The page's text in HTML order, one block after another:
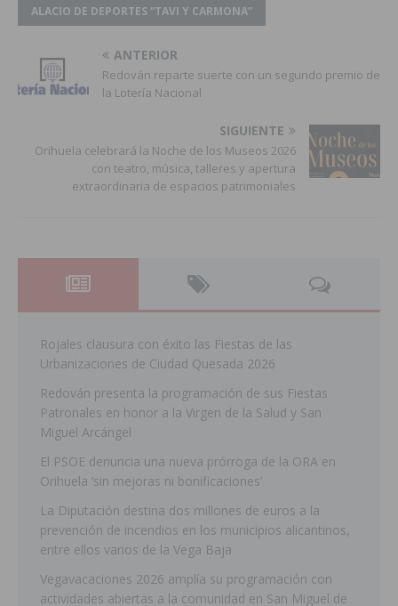
ALACIO DE DEPORTES “TAVI Y CARMONA”
ANTERIOR
Redován reparte suerte con un segundo premio de
la Lotería Nacional
SIGUIENTE
Orihuela celebrará la Noche de los Museos 2026
con teatro, música, talleres y apertura
extraordinaria de espacios patrimoniales
Rojales clausura con éxito las Fiestas de las
Urbanizaciones de Ciudad Quesada 2026
Redován presenta la programación de sus Fiestas
Patronales en honor a la Virgen de la Salud y San
Miguel Arcángel
El PSOE denuncia una nueva prórroga de la ORA en
Orihuela ‘sin mejoras ni bonificaciones’
La Diputación destina dos millones de euros a la
prevención de incendios en los municipios alicantinos,
entre ellos varios de la Vega Baja
Vegavacaciones 2026 amplía su programación con
actividades abiertas a la comunidad en San Miguel de